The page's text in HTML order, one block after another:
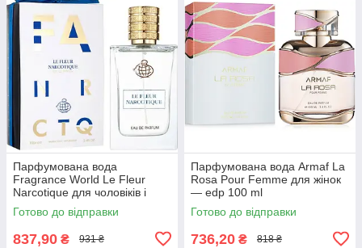
Парфумована вода
Fragrance World Le Fleur
Narcotique для чоловіків і
жінок edp 100 ml
Готово до відправки
837,90 ₴ 931 ₴
Парфумована вода Armaf La
Rosa Pour Femme для жінок
— edp 100 ml
Готово до відправки
736,20 ₴ 818 ₴